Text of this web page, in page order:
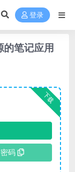
登录
笔记应用
下载
密码